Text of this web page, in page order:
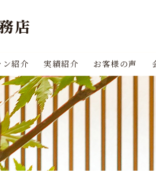
ン紹介 実績紹介 お客様の声